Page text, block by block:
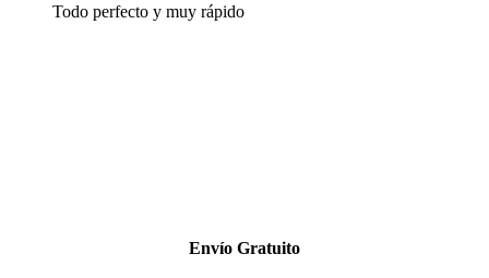
Todo perfecto y muy rápido
Envío Gratuito